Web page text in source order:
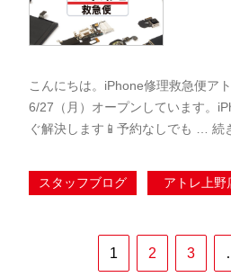
こんにちは。iPhone修理救急便ア
6/27（月）オープンしています。
ぐ解決します📱予約なしでも … 続
スタッフブログ アトレ上野
1 2 3